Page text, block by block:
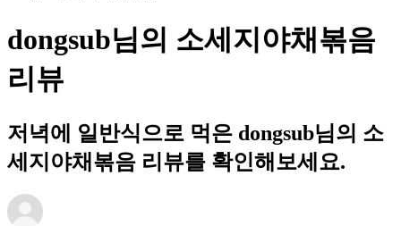
dongsub님의 소세지야채볶음
리뷰
저녁에 일반식으로 먹은 dongsub님의 소
세지야채볶음 리뷰를 확인해보세요.